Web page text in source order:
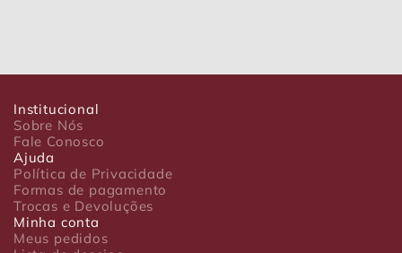
Institucional
Sobre Nós
Fale Conosco
Ajuda
Política de Privacidade
Formas de pagamento
Trocas e Devoluções
Minha conta
Meus pedidos